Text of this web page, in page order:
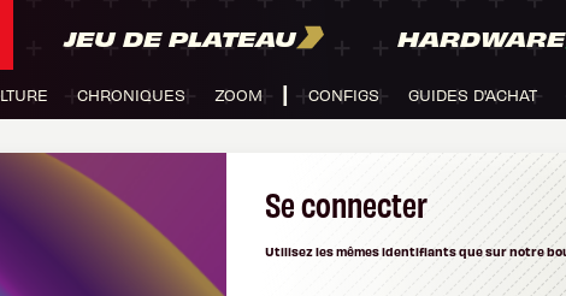
JEU DE PLATEAU HARDWARE
CHRONIQUES ZOOM CONFIGS GUIDES D'ACHAT
Se connecter
Utilisez les mêmes identifiants que sur notre